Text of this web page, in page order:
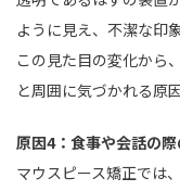
ように見え、不潔な印
この見た目の変化から
と周囲に気づかれる原
原因4：食事や会話の
マウスピース矯正では